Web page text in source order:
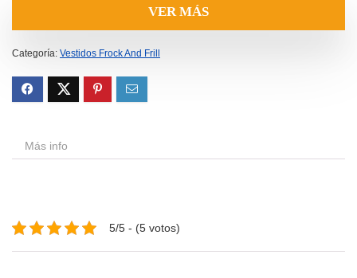
VER MÁS
Categoría: Vestidos Frock And Frill
Más info
5/5 - (5 votos)